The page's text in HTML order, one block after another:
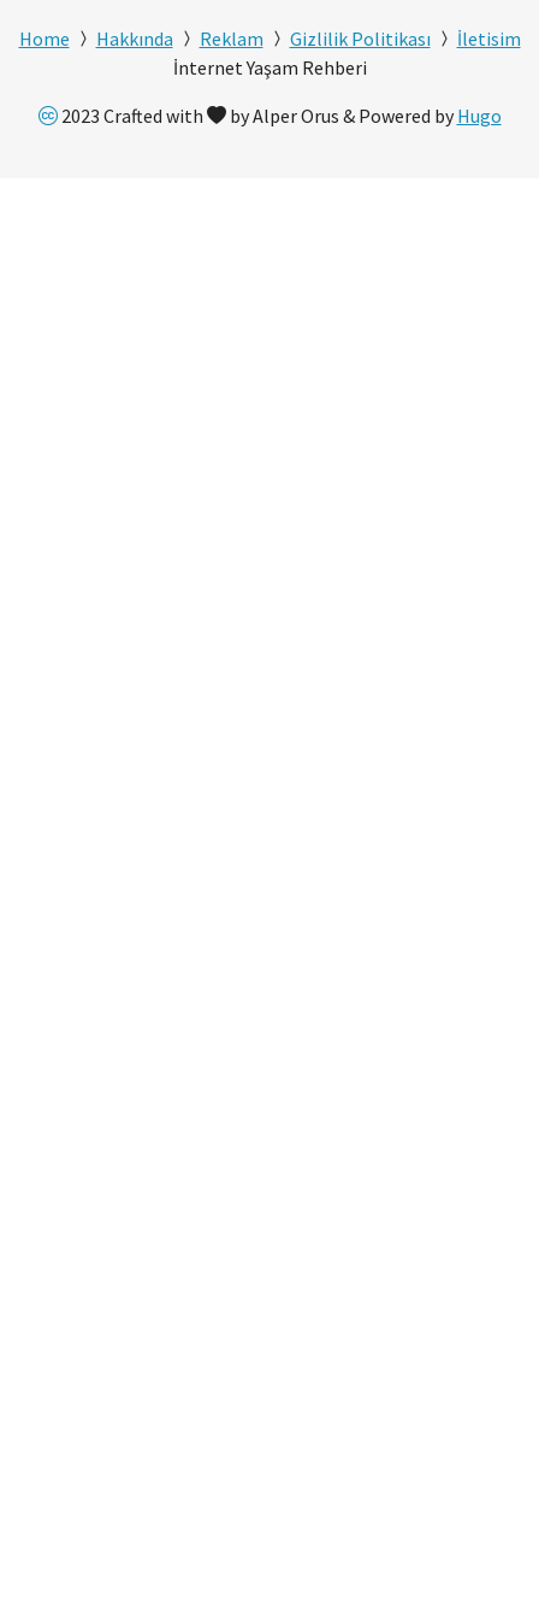
Home Hakkında Reklam Gizlilik Politikası
İletisim
İnternet Yaşam Rehberi
2023 Crafted with
by Alper Orus & Powered byHugo